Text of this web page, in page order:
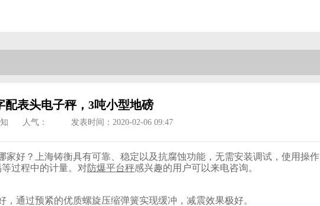
配表头电子秤，3吨小型地磅
人气： 发表时间：2020-02-06 09:47
家好？上海铸衡具有可靠、稳定以及抗腐蚀功能，无需安装调试，使用操作
过程中的计量。对防爆平台秤感兴趣的用户可以来电咨询。
通过预紧的优质螺旋压缩弹簧实现缓冲，减震效果极好。